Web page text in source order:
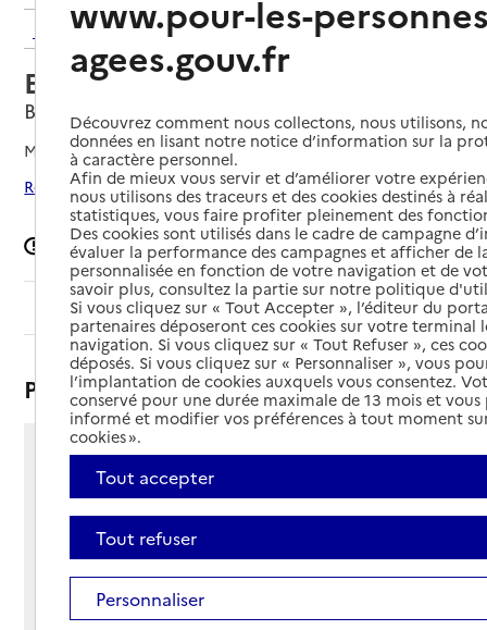
Retour aux résultats de l'annuaire
EHPAD Les Heliantines
Billy-Berclau, PAS-DE-CALAIS
Mis à jour le08/09/2024
Rechercher les établissements autour de Billy-Berclau
Signaler une erreur
Sommaire
Présentation
Rue du 1er Mai
62138 - Billy-Berclau
Voir itinéraire
Téléphone :
03 21 74 64 70
Site Internet
Site internet
www.pour-les-
agees.gouv.fr
Découvrez comment nous collectons, nous utilisons,
données en lisant notre notice d’information sur la
à caractère personnel.
Afin de mieux vous servir et d’améliorer votre
nous utilisons des traceurs et des cookies destinés à
statistiques, vous faire profiter pleinement des
Des cookies sont utilisés dans le cadre de campagne
évaluer la performance des campagnes et afficher de
personnalisée en fonction de votre navigation et de
savoir plus, consultez la partie sur notre politique
Si vous cliquez sur « Tout Accepter », l’éditeur du
partenaires déposeront ces cookies sur votre terminal
navigation. Si vous cliquez sur « Tout Refuser », ces
déposés. Si vous cliquez sur « Personnaliser », vous
l’implantation de cookies auxquels vous consentez.
conservé pour une durée maximale de 13 mois et
informé et modifier vos préférences à tout moment
cookies ».
Tout accepter
Tout refuser
Personnaliser